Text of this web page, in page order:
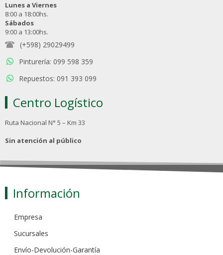
Lunes a Viernes
8:00 a 18:00hs.
Sábados
9:00 a 13:00hs.
(+598) 29029499
Pinturería: 099 598 359
Repuestos: 091 393 099
Centro Logístico
Ruta Nacional N° 5 – Km 33
Sin atención al público
Información
Empresa
Sucursales
Envío-Devolución-Garantía